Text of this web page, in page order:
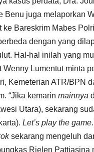
Benu juga melaporkan
ke Bareskrim Mabes
dengan yang
Hal-hal inilah yang
Wenny Lumentut minta
Kemeterian ATR/BPN
“Jika kemarin mainnya
Utara), sekarang
Let’s play the game
sekarang mengeluh
Rielen Pattiasina